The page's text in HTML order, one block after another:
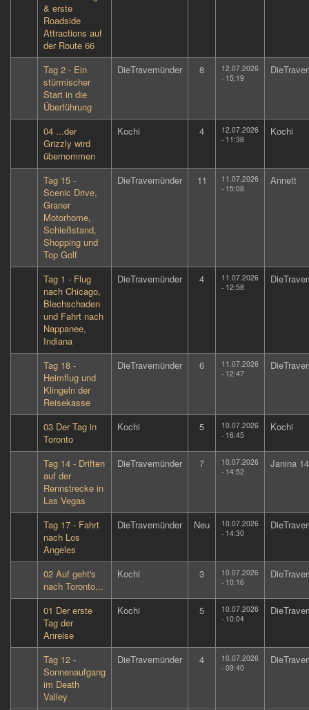
& erste
Roadside
Attractions auf
der Route 66
Tag 2 - Ein
stürmischer
Start in die
Überführung
DieTravemünder 8
12.07.2026
- 15:19
04 ...der
Grizzly wird
übernommen
Kochi 4
12.07.2026
- 11:38
Kochi
Tag 15 -
Scenic Drive,
Graner
Motorhome,
Schießstand,
Shopping und
Top Golf
DieTravemünder 11
11.07.2026
- 15:08
Annett
Tag 1 - Flug
nach Chicago,
Blechschaden
und Fahrt nach
Nappanee,
Indiana
DieTravemünder 4
11.07.2026
- 12:58
Tag 18 -
Heimflug und
Klingeln der
Reisekasse
DieTravemünder 6
11.07.2026
- 12:47
03 Der Tag in
Toronto
Kochi 5
10.07.2026
- 16:45
Kochi
Tag 14 - Driften
auf der
Rennstrecke in
Las Vegas
DieTravemünder 7
10.07.2026
- 14:52
Janina
Tag 17 - Fahrt
nach Los
Angeles
DieTravemünder Neu
10.07.2026
- 14:30
02 Auf geht's
nach Toronto...
Kochi 3
10.07.2026
- 10:16
01 Der erste
Tag der
Anreise
Kochi 5
10.07.2026
- 10:04
Tag 12 -
Sonnenaufgang
im Death
Valley
DieTravemünder 4
10.07.2026
- 09:40